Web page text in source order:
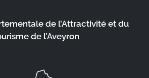
de l’Attractivité et du
de l’Aveyron